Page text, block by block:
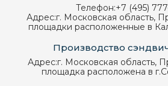
Телефон:+7 (495)
Адрес:г. Московская область,
площадки расположенные в
Производство
Адрес:г. Московская область,
площадка расположена в